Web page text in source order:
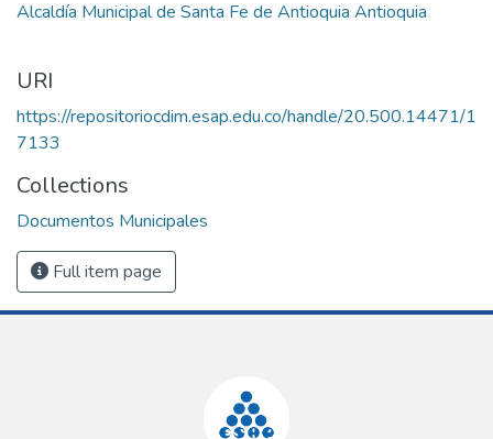
Alcaldía Municipal de Santa Fe de Antioquia Antioquia
URI
https://repositoriocdim.esap.edu.co/handle/20.500.14471/1
7133
Collections
Documentos Municipales
Full item page